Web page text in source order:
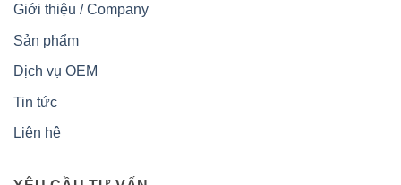
Giới thiệu / Company
Sản phẩm
Dịch vụ OEM
Tin tức
Liên hệ